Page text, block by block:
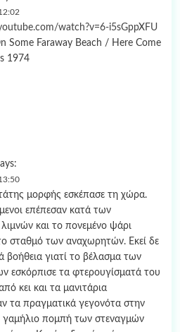
watch?v=6-i5sGppXFU
Some Faraway Beach / Here Come
1974
μορφής εσκέπασε τη χώρα.
επέπεσαν κατά των
και το πονεμένο ψάρι
σταθμό των αναχωρητών. Εκεί δε
βοήθεια γιατί το βέλασμα των
εσκόρπισε τα φτερουγίσματά του
κει και τα μανιτάρια
τα πραγματικά γεγονότα στην
γαμήλιο πομπή των στεναγμών